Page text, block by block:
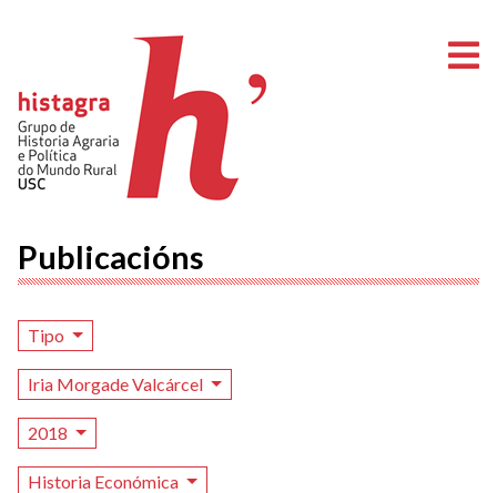
Publicacións
Tipo
Iria Morgade Valcárcel
2018
Historia Económica